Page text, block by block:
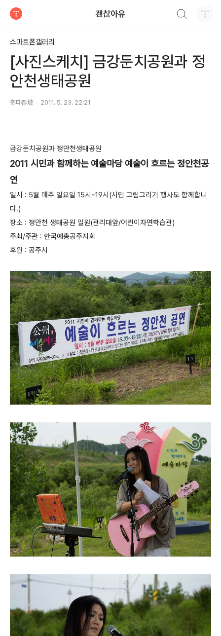
괜찮아유
스마트폰갤러리
[사진스케치] 금강둔치공원과 정
안천생태공원
춘파春坡 2011. 5. 23. 22:21
금강둔치공원과 정안천생태공원
2011 시민과 함께하는 예술마당 예술이 흐르는 정안천공
연
일시 : 5월 매주 일요일 15시~19시(시민 그림그리기 행사도 함께합니
다.)
장소 : 정안천 생태공원 일원(관리대앞/어린이자연학습관)
주최/주관 : 한국예총공주지회
후원 : 공주시